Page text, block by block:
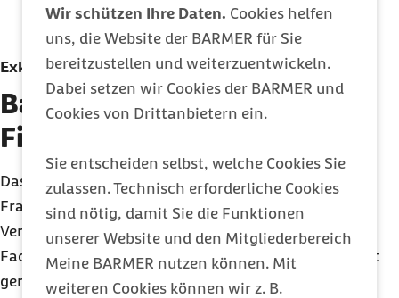
Wir schützen Ihre Daten. Cookies helfen
uns, die Website der BARMER für Sie
bereitzustellen und weiterzuentwickeln.
Dabei setzen wir Cookies der BARMER und
Cookies von Drittanbietern ein.
Sie entscheiden selbst, welche Cookies Sie
zulassen. Technisch erforderliche Cookies
sind nötig, damit Sie die Funktionen
unserer Website und den Mitgliederbereich
Meine BARMER nutzen können. Mit
weiteren Cookies können wir z. B.
Exklusive Beratung
Barmer Telefon für
Firmenkunden
Das Barmer Telefon für Firmenkunden hilft Ihnen bei
Fragen zur Beitragsberechnung, zum
Versicherungsrecht oder bei der Suche nach einem
Fachseminar oder betrieblichen Gesundheitsangebot
gerne weiter.